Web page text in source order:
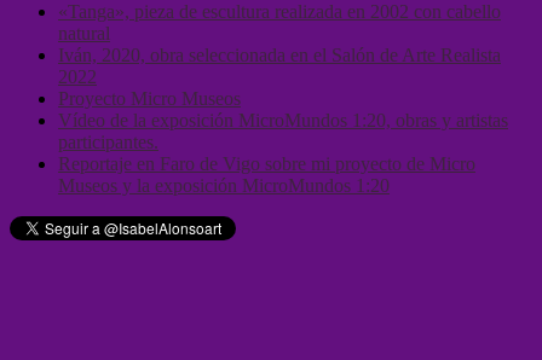
«Tanga», pieza de escultura realizada en 2002 con cabello
natural
Iván, 2020, obra seleccionada en el Salón de Arte Realista
2022
Proyecto Micro Museos
Vídeo de la exposición MicroMundos 1:20, obras y artistas
participantes.
Reportaje en Faro de Vigo sobre mi proyecto de Micro
Museos y la exposición MicroMundos 1:20